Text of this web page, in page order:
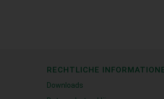
RECHTLICHE
Downloads